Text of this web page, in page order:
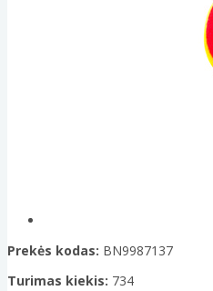
Prekės kodas: BN9987137
Turimas kiekis: 734